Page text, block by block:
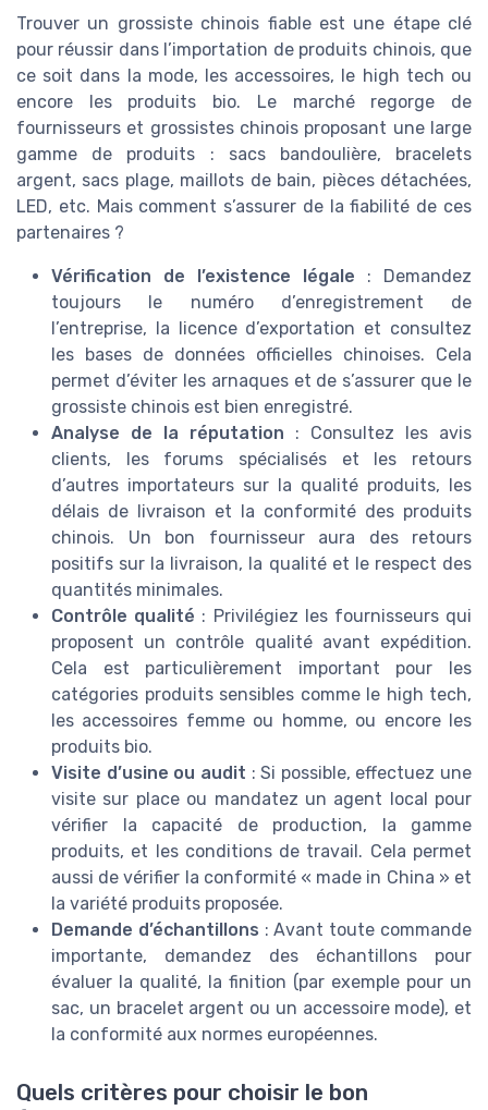
Trouver un grossiste chinois fiable est une étape clé
pour réussir dans l’importation de produits chinois, que
ce soit dans la mode, les accessoires, le high tech ou
encore les produits bio. Le marché regorge de
fournisseurs et grossistes chinois proposant une large
gamme de produits : sacs bandoulière, bracelets
argent, sacs plage, maillots de bain, pièces détachées,
LED, etc. Mais comment s’assurer de la fiabilité de ces
partenaires ?
Vérification de l’existence légale : Demandez
toujours le numéro d’enregistrement de
l’entreprise, la licence d’exportation et consultez
les bases de données officielles chinoises. Cela
permet d’éviter les arnaques et de s’assurer que le
grossiste chinois est bien enregistré.
Analyse de la réputation : Consultez les avis
clients, les forums spécialisés et les retours
d’autres importateurs sur la qualité produits, les
délais de livraison et la conformité des produits
chinois. Un bon fournisseur aura des retours
positifs sur la livraison, la qualité et le respect des
quantités minimales.
Contrôle qualité : Privilégiez les fournisseurs qui
proposent un contrôle qualité avant expédition.
Cela est particulièrement important pour les
catégories produits sensibles comme le high tech,
les accessoires femme ou homme, ou encore les
produits bio.
Visite d’usine ou audit : Si possible, effectuez une
visite sur place ou mandatez un agent local pour
vérifier la capacité de production, la gamme
produits, et les conditions de travail. Cela permet
aussi de vérifier la conformité « made in China » et
la variété produits proposée.
Demande d’échantillons : Avant toute commande
importante, demandez des échantillons pour
évaluer la qualité, la finition (par exemple pour un
sac, un bracelet argent ou un accessoire mode), et
la conformité aux normes européennes.
Quels critères pour choisir le bon